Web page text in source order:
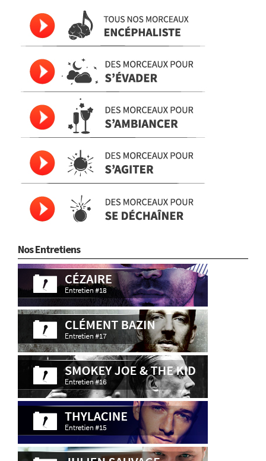
Nos Entretiens